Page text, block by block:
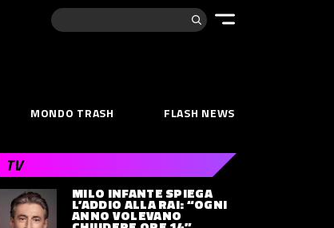
Cerca:
MONDO TRASH FLASH NEWS
TV
MILO INFANTE SPIEGA
L’ADDIO ALLA RAI: “OGNI
ANNO VOLEVANO